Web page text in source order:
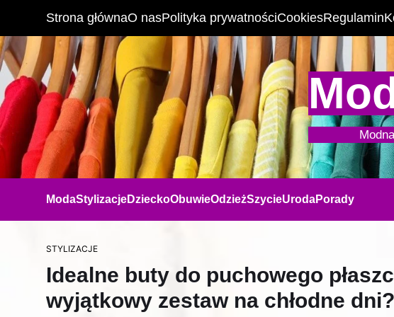
Strona głównaO nasPolityka prywatnościCookiesRegulamin
ModaStylizacjeDzieckoObuwieOdzieżSzycieUrodaPorady
STYLIZACJE
Idealne buty do puchowego
wyjątkowy zestaw na chłodne dni?